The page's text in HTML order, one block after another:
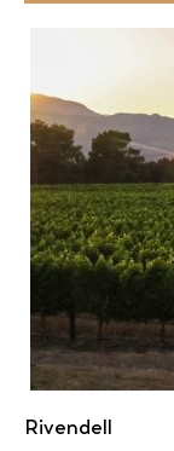
Zur
6
Rivendell